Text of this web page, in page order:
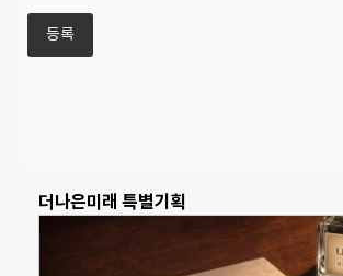
더나은미래 특별기획